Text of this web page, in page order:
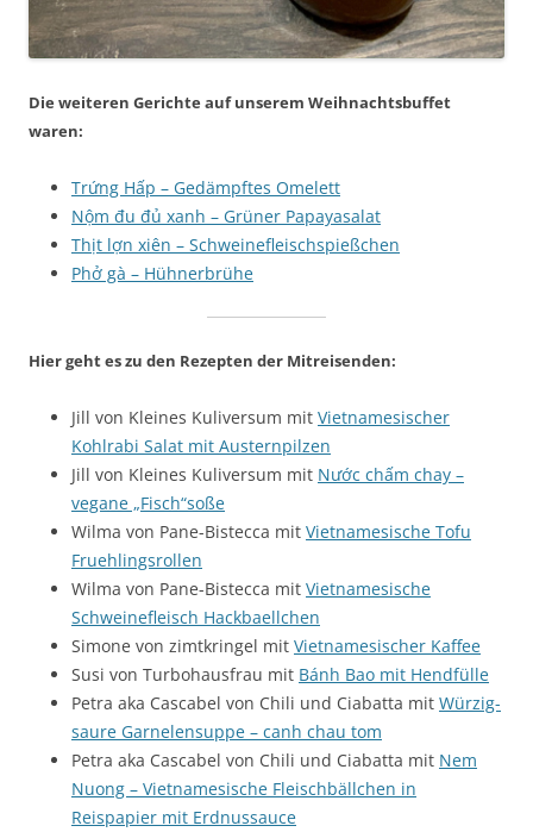
Die weiteren Gerichte auf unserem Weihnachtsbuffet
waren:
Trứng Hấp – Gedämpftes Omelett
Nộm đu đủ xanh – Grüner Papayasalat
Thịt lợn xiên – Schweinefleischspießchen
Phở gà – Hühnerbrühe
Hier geht es zu den Rezepten der Mitreisenden:
Jill von Kleines Kuliversum mit Vietnamesischer
Kohlrabi Salat mit Austernpilzen
Jill von Kleines Kuliversum mit Nước chấm chay –
vegane „Fisch“soße
Wilma von Pane-Bistecca mit Vietnamesische Tofu
Fruehlingsrollen
Wilma von Pane-Bistecca mit Vietnamesische
Schweinefleisch Hackbaellchen
Simone von zimtkringel mit Vietnamesischer Kaffee
Susi von Turbohausfrau mit Bánh Bao mit Hendfülle
Petra aka Cascabel von Chili und Ciabatta mit Würzig-
saure Garnelensuppe – canh chau tom
Petra aka Cascabel von Chili und Ciabatta mit Nem
Nuong – Vietnamesische Fleischbällchen in
Reispapier mit Erdnussauce